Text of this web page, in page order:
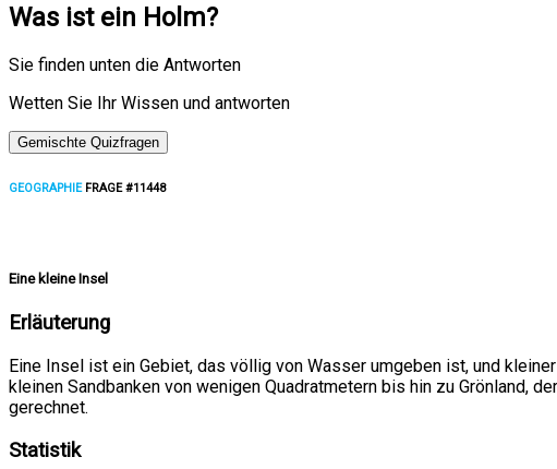
Was ist ein Holm?
Sie finden unten die Antworten
Wetten Sie Ihr Wissen und antworten
Gemischte Quizfragen
GEOGRAPHIEFRAGE #11448
Eine kleine Insel
Erläuterung
Eine Insel ist ein Gebiet, das völlig von Wasser umgeben ist, und
kleinen Sandbanken von wenigen Quadratmetern bis hin zu Grönland,
gerechnet.
Statistik